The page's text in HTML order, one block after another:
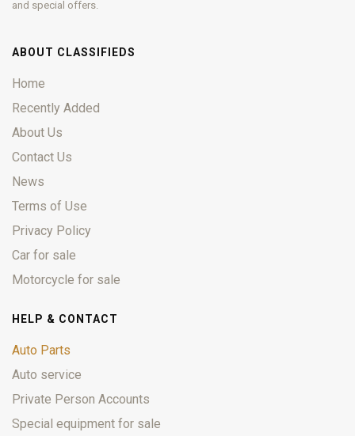
and special offers.
ABOUT CLASSIFIEDS
Home
Recently Added
About Us
Contact Us
News
Terms of Use
Privacy Policy
Car for sale
Motorcycle for sale
HELP & CONTACT
Auto Parts
Auto service
Private Person Accounts
Special equipment for sale